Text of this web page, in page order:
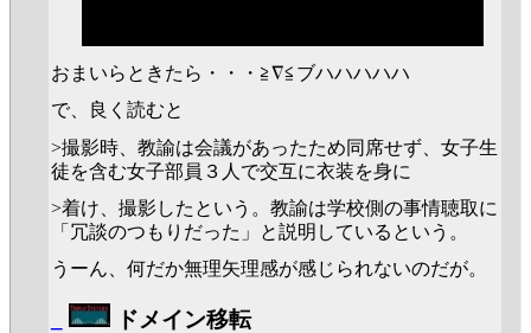
おまいらときたら・・・≧∇≦ブハハハハハ
で、良く読むと
>撮影時、教諭は会議があったため同席せず、女子生
徒を含む女子部員３人で交互に衣装を身に
>着け、撮影したという。教諭は学校側の事情聴取に
「冗談のつもりだった」と説明しているという。
うーん、何だか無理矢理感が感じられないのだが。
ドメイン移転